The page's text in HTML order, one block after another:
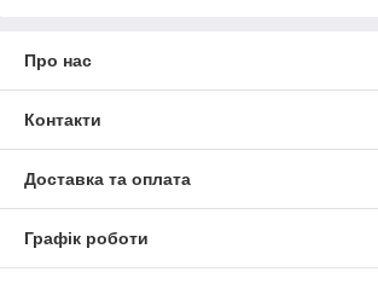
Про нас
Контакти
Доставка та оплата
Графік роботи